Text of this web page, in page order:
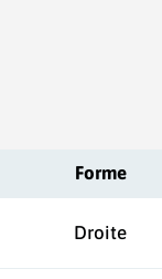
Forme
Droite